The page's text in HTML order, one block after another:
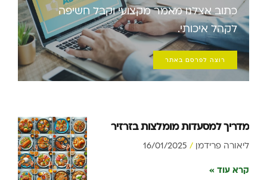
כתוב אצלנו מאמר מקצועי וקבל חשיפה
לקהל איכותי.
רוצה לפרסם באתר
מדריך למסעדות מומלצות בזרזיר
ליאורה פרידמן
קרא עוד »